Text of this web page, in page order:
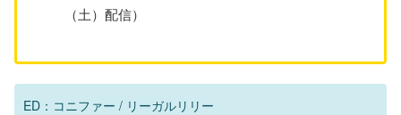
（土）配信）
ED：コニファー / リーガルリリー